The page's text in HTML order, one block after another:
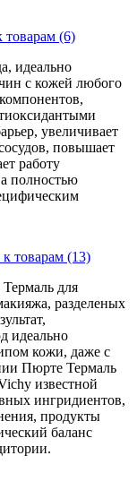
товарам (6)
идеально
c кожей любого
увеличивает
повышает
работу
полностью
товарам (13)
для
разделеных
идеально
кожи, даже с
Пюрте Термаль
известной
ингридиентов,
продукты
баланс